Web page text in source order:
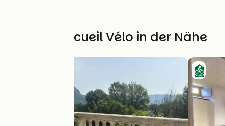
Weitere Accueil Vélo in der Nähe